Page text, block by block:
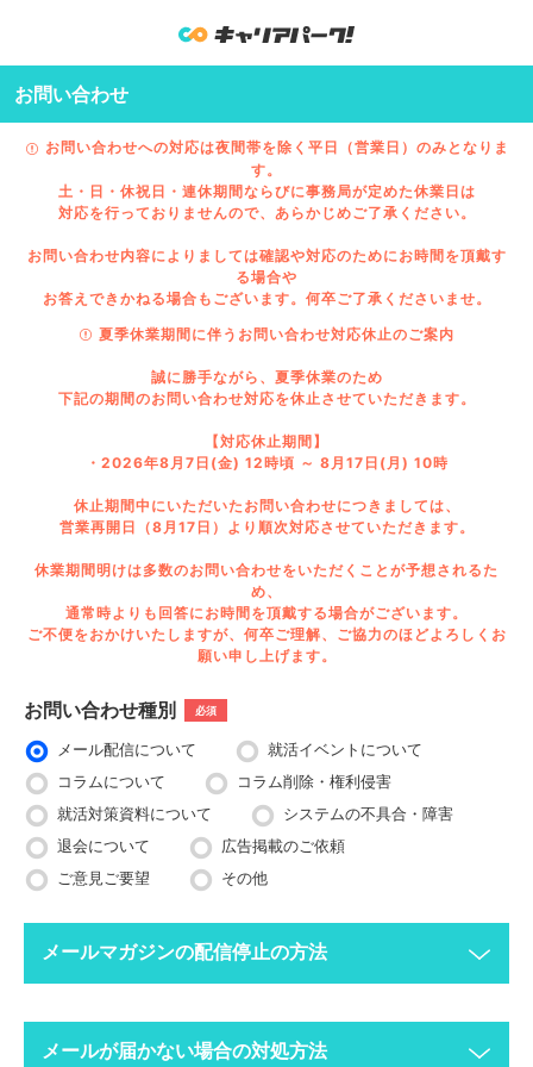
お問い合わせ
お問い合わせへの対応は夜間帯を除く平日（営業日）のみとなりま
す。
土・日・休祝日・連休期間ならびに事務局が定めた休業日は
対応を行っておりませんので、あらかじめご了承ください。
お問い合わせ内容によりましては確認や対応のためにお時間を頂戴す
る場合や
お答えできかねる場合もございます。何卒ご了承くださいませ。
夏季休業期間に伴うお問い合わせ対応休止のご案内
誠に勝手ながら、夏季休業のため
下記の期間のお問い合わせ対応を休止させていただきます。
【対応休止期間】
・2026年8月7日(金) 12時頃 ～ 8月17日(月) 10時
休止期間中にいただいたお問い合わせにつきましては、
営業再開日（8月17日）より順次対応させていただきます。
休業期間明けは多数のお問い合わせをいただくことが予想されるた
め、
通常時よりも回答にお時間を頂戴する場合がございます。
ご不便をおかけいたしますが、何卒ご理解、ご協力のほどよろしくお
願い申し上げます。
お問い合わせ種別 必須
メール配信について
就活イベントについて
コラムについて
コラム削除・権利侵害
就活対策資料について
システムの不具合・障害
退会について
広告掲載のご依頼
ご意見ご要望
その他
メールマガジンの配信停止の方法
ってください。
メールが届かない場合の対処方法